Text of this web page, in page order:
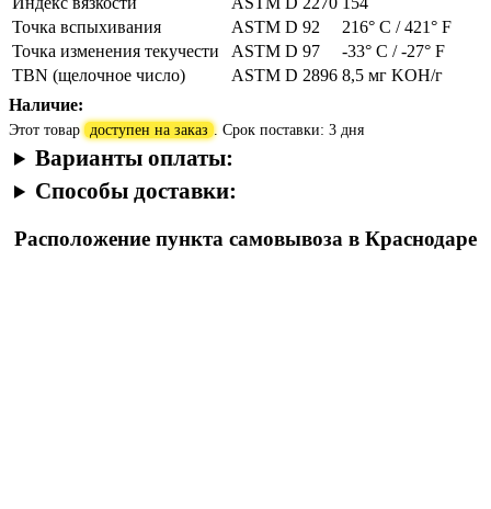
Точка вспыхивания
ASTM D 92
216° C / 421° F
Точка изменения текучести
ASTM D 97
-33° C / -27° F
TBN (щелочное число)
ASTM D 2896 8,5 мг KOH/г
Наличие:
Этот товар доступен на заказ . Срок поставки: 3 дня
Варианты оплаты:
Способы доставки:
Расположение пункта самовывоза в Краснодаре